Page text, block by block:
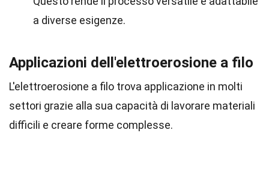
a diverse esigenze.
Applicazioni dell'elettroerosione a filo
L'elettroerosione a filo trova applicazione in molti
settori grazie alla sua capacità di lavorare materiali
difficili e creare forme complesse.